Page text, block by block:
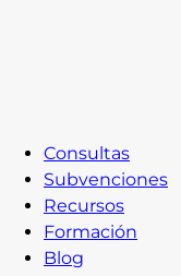
Consultas
Subvenciones
Recursos
Formación
Blog